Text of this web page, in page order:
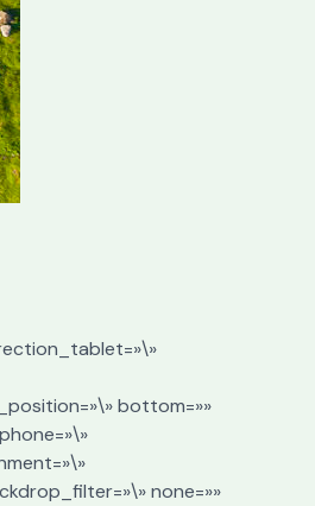
bottom=»»
none=»»